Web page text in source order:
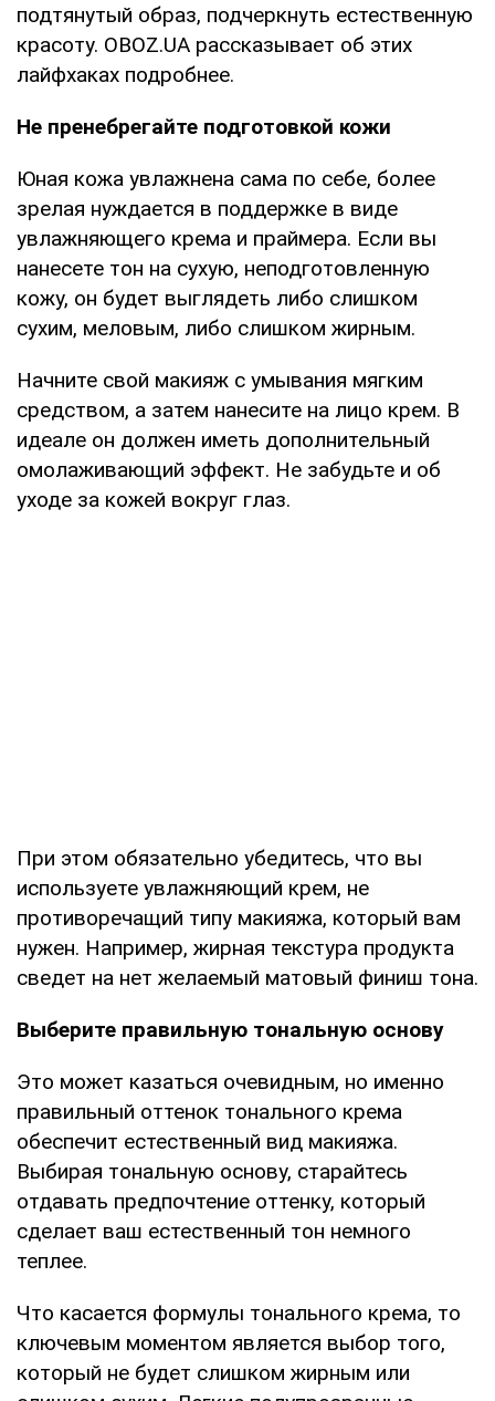
подтянутый образ, подчеркнуть естественную
красоту. OBOZ.UA рассказывает об этих
лайфхаках подробнее.
Не пренебрегайте подготовкой кожи
Юная кожа увлажнена сама по себе, более
зрелая нуждается в поддержке в виде
увлажняющего крема и праймера. Если вы
нанесете тон на сухую, неподготовленную
кожу, он будет выглядеть либо слишком
сухим, меловым, либо слишком жирным.
Начните свой макияж с умывания мягким
средством, а затем нанесите на лицо крем. В
идеале он должен иметь дополнительный
омолаживающий эффект. Не забудьте и об
уходе за кожей вокруг глаз.
При этом обязательно убедитесь, что вы
используете увлажняющий крем, не
противоречащий типу макияжа, который вам
нужен. Например, жирная текстура продукта
сведет на нет желаемый матовый финиш тона.
Выберите правильную тональную основу
Это может казаться очевидным, но именно
правильный оттенок тонального крема
обеспечит естественный вид макияжа.
Выбирая тональную основу, старайтесь
отдавать предпочтение оттенку, который
сделает ваш естественный тон немного
теплее.
Что касается формулы тонального крема, то
ключевым моментом является выбор того,
который не будет слишком жирным или